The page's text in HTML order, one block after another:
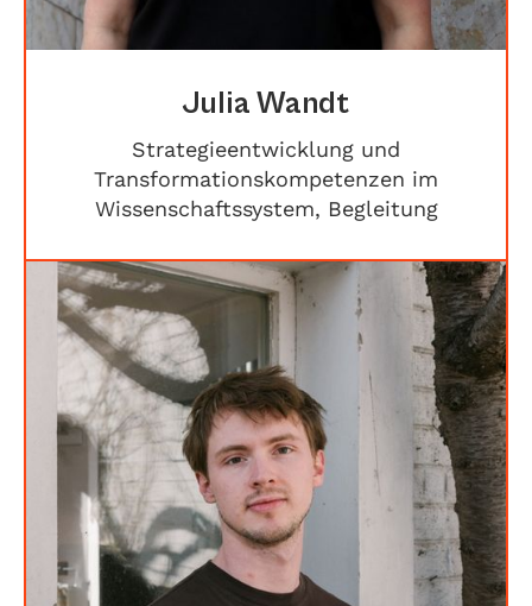
Julia Wandt
Strategieentwicklung und
Transformationskompetenzen im
Wissenschaftssystem, Begleitung